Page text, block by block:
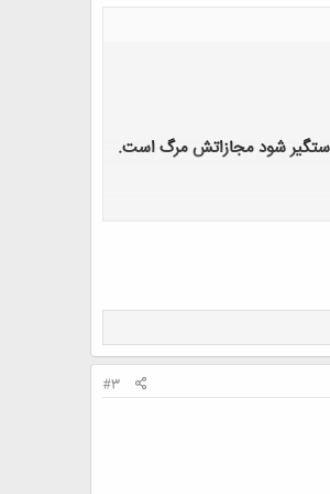
دستگیر شود مجازاتش مرگ است.
پلیس دستور داشتند
#3